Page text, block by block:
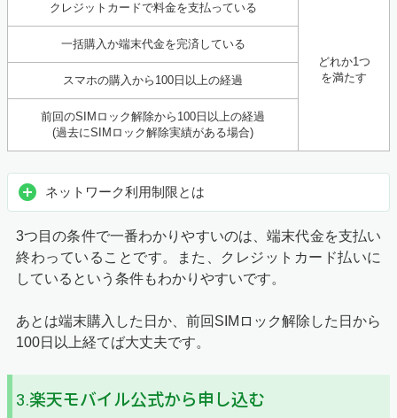
クレジットカードで料金を支払っている
どれか1つ
を満たす
一括購入か端末代金を完済している
スマホの購入から100日以上の経過
前回のSIMロック解除から100日以上の経過
(過去にSIMロック解除実績がある場合)
ネットワーク利用制限とは
3つ目の条件で一番わかりやすいのは、端末代金を支払い
終わっていることです。また、クレジットカード払いに
しているという条件もわかりやすいです。
あとは端末購入した日か、前回SIMロック解除した日から
100日以上経てば大丈夫です。
3.楽天モバイル公式から申し込む